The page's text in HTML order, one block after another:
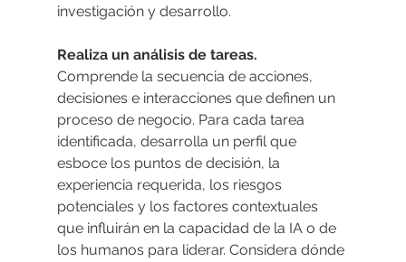
investigación y desarrollo.
Realiza un análisis de tareas.
Comprende la secuencia de acciones,
decisiones e interacciones que definen un
proceso de negocio. Para cada tarea
identificada, desarrolla un perfil que
esboce los puntos de decisión, la
experiencia requerida, los riesgos
potenciales y los factores contextuales
que influirán en la capacidad de la IA o de
los humanos para liderar. Considera dónde